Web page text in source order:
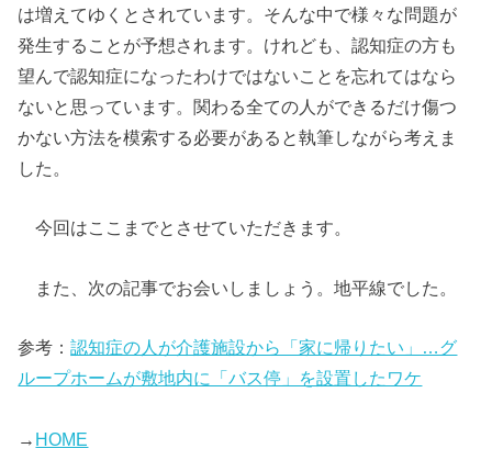
は増えてゆくとされています。そんな中で様々な問題が
発生することが予想されます。けれども、認知症の方も
望んで認知症になったわけではないことを忘れてはなら
ないと思っています。関わる全ての人ができるだけ傷つ
かない方法を模索する必要があると執筆しながら考えま
した。
今回はここまでとさせていただきます。
また、次の記事でお会いしましょう。地平線でした。
参考：認知症の人が介護施設から「家に帰りたい」…グ
ループホームが敷地内に「バス停」を設置したワケ
→ HOME